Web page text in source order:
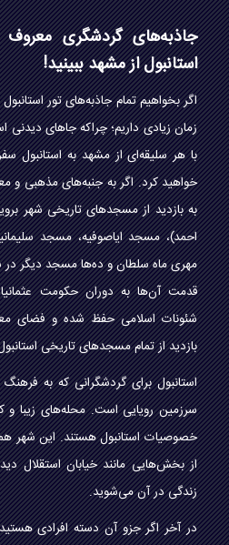
جاذبه‌های گردشگری معروف
استانبول از مشهد ببینید!
اگر بخواهیم تمام جاذبه‌های تور
زمان زیادی داریم؛ چراکه جاهای دیدنی
با هر سلیقه‌ای از مشهد به استانبول
خواهید کرد. اگر به جنبه‌های مذهبی و
به بازدید از مسجد‌های تاریخی شهر
احمد)، مسجد ایاصوفیه، مسجد
مهری ماه سلطان و ده‌ها مسجد دیگر در
قدمت آن‌ها به دوران حکومت
شئونات اسلامی حفظ شده و فضای
بازدید از تمام مسجد‌های تاریخی
استانبول برای گردشگرانی که به
سرزمین رویایی است. محله‌های زیبا و
خصوصیات استانبول هستند. این شهر
از بخش‌هایی مانند خیابان استقلال
زندگی در آن می‌شوید.
در آخر اگر جزو آن دسته افرادی